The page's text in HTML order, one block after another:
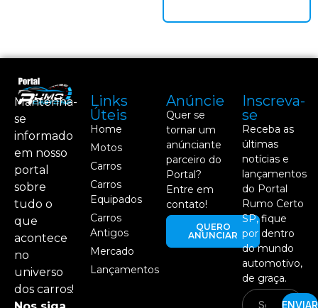
Mantenha-
se
informado
em nosso
portal
sobre
tudo o
que
acontece
no
universo
dos carros!
Links
Úteis
Home
Motos
Carros
Carros
Equipados
Carros
Antigos
Mercado
Lançamentos
Anúncie
Quer se
tornar um
anúnciante
parceiro do
Portal?
Entre em
contato!
QUERO
ANUNCIAR
Inscreva-
se
Receba as
últimas
notícias e
lançamentos
do Portal
Rumo Certo
SP, fique
por dentro
do mundo
automotivo,
de graça.
ENVIAR